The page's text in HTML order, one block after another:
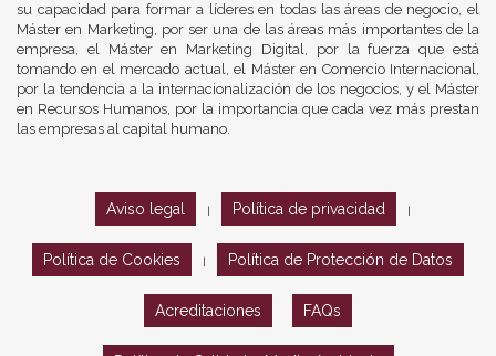
su capacidad para formar a líderes en todas las áreas de negocio, el
Máster en Marketing, por ser una de las áreas más importantes de la
empresa, el Máster en Marketing Digital, por la fuerza que está
tomando en el mercado actual, el Máster en Comercio Internacional,
por la tendencia a la internacionalización de los negocios, y el Máster
en Recursos Humanos, por la importancia que cada vez más prestan
las empresas al capital humano.
Aviso legal Política de privacidad
Política de Cookies Política de Protección de Datos
Acreditaciones FAQs